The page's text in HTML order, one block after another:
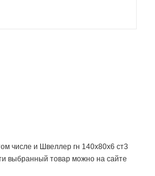
числе и Швеллер гн 140х80х6 ст3
выбранный товар можно на сайте